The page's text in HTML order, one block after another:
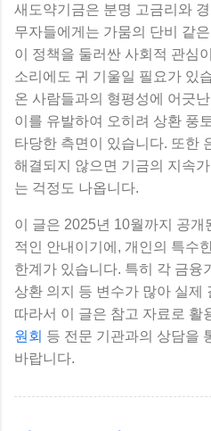
새도약기금은 분명 고금리와
무자들에게는 가뭄의 단비 같
이 정책을 둘러싼 사회적 관심
소리에도 귀 기울일 필요가 있
온 사람들과의 형평성에 어긋
이를 유발하여 오히려 상환 풍
타당한 측면이 있습니다. 또한
해결되지 않으면 기금의 지속
는 걱정도 나옵니다.
이 글은 2025년 10월까지 공
적인 안내이기에, 개인의 특수
한계가 있습니다. 특히 각 금융
상환 의지 등 변수가 많아 실제
따라서 이 글은 참고 자료로 활
원회 등 전문 기관과의 상담을
바랍니다.